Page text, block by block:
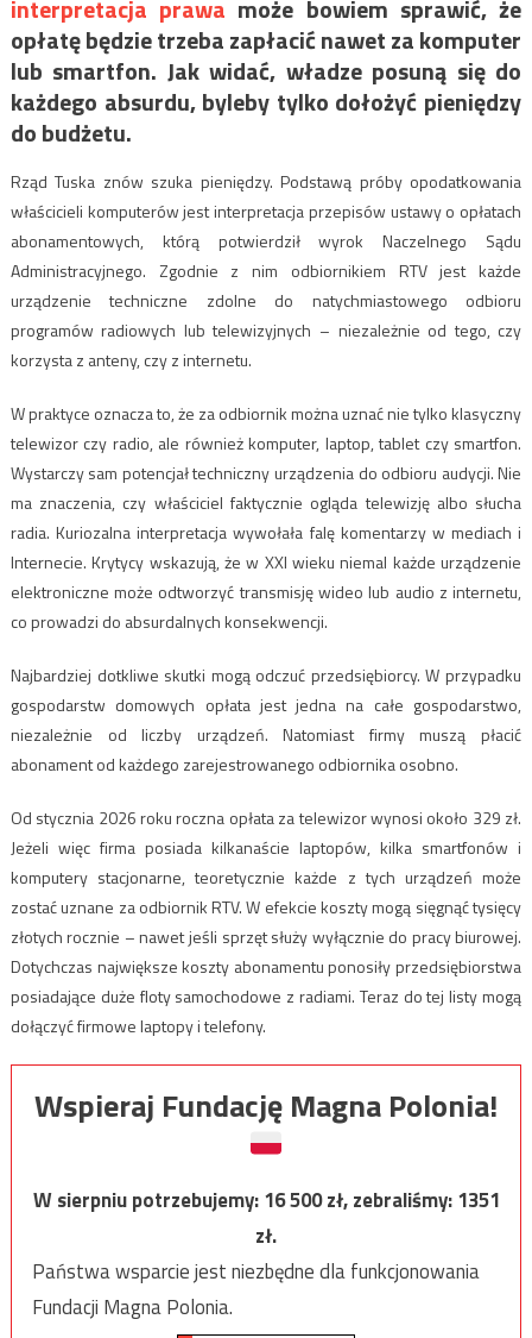
interpretacja prawa może bowiem sprawić, że
opłatę będzie trzeba zapłacić nawet za komputer
lub smartfon. Jak widać, władze posuną się do
każdego absurdu, byleby tylko dołożyć pieniędzy
do budżetu.
Rząd Tuska znów szuka pieniędzy. Podstawą próby opodatkowania
właścicieli komputerów jest interpretacja przepisów ustawy o opłatach
abonamentowych, którą potwierdził wyrok Naczelnego Sądu
Administracyjnego. Zgodnie z nim odbiornikiem RTV jest każde
urządzenie techniczne zdolne do natychmiastowego odbioru
programów radiowych lub telewizyjnych – niezależnie od tego, czy
korzysta z anteny, czy z internetu.
W praktyce oznacza to, że za odbiornik można uznać nie tylko klasyczny
telewizor czy radio, ale również komputer, laptop, tablet czy smartfon.
Wystarczy sam potencjał techniczny urządzenia do odbioru audycji. Nie
ma znaczenia, czy właściciel faktycznie ogląda telewizję albo słucha
radia. Kuriozalna interpretacja wywołała falę komentarzy w mediach i
Internecie. Krytycy wskazują, że w XXI wieku niemal każde urządzenie
elektroniczne może odtworzyć transmisję wideo lub audio z internetu,
co prowadzi do absurdalnych konsekwencji.
Najbardziej dotkliwe skutki mogą odczuć przedsiębiorcy. W przypadku
gospodarstw domowych opłata jest jedna na całe gospodarstwo,
niezależnie od liczby urządzeń. Natomiast firmy muszą płacić
abonament od każdego zarejestrowanego odbiornika osobno.
Od stycznia 2026 roku roczna opłata za telewizor wynosi około 329 zł.
Jeżeli więc firma posiada kilkanaście laptopów, kilka smartfonów i
komputery stacjonarne, teoretycznie każde z tych urządzeń może
zostać uznane za odbiornik RTV. W efekcie koszty mogą sięgnąć tysięcy
złotych rocznie – nawet jeśli sprzęt służy wyłącznie do pracy biurowej.
Dotychczas największe koszty abonamentu ponosiły przedsiębiorstwa
posiadające duże floty samochodowe z radiami. Teraz do tej listy mogą
dołączyć firmowe laptopy i telefony.
Wspieraj Fundację Magna Polonia!
W sierpniu potrzebujemy:16 500zł, zebraliśmy:1351
zł.
Państwa wsparcie jest niezbędne dla funkcjonowania
Fundacji Magna Polonia.